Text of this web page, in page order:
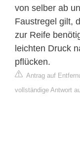
von selber ab
Faustregel gilt,
zur Reife
leichten Druck
pflücken.
Antrag auf
vollständige Antwort